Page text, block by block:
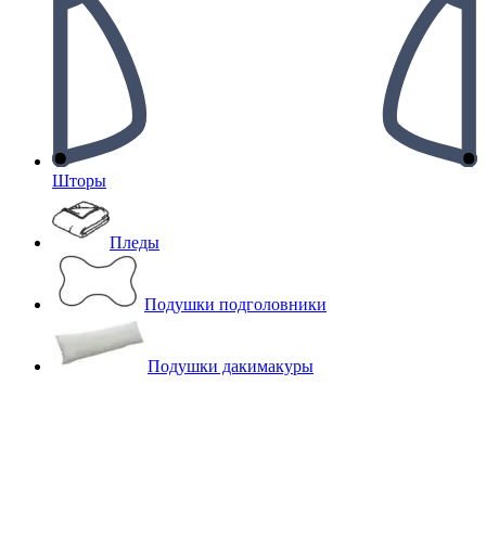
Шторы
Пледы
Подушки подголовники
Подушки дакимакуры